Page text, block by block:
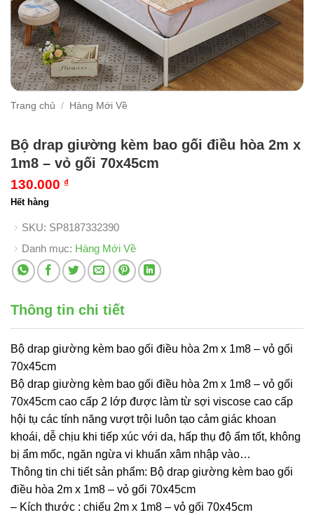
Trang chủ / Hàng Mới Về
Bộ drap giường kèm bao gối điều hòa 2m x
1m8 – vỏ gối 70x45cm
130.000 ₫
Hết hàng
SKU: SP8187332390
Danh mục: Hàng Mới Về
Thông tin chi tiết
Bộ drap giường kèm bao gối điều hòa 2m x 1m8 – vỏ gối
70x45cm
Bộ drap giường kèm bao gối điều hòa 2m x 1m8 – vỏ gối
70x45cm cao cấp 2 lớp được làm từ sợi viscose cao cấp
hội tụ các tính năng vượt trội luôn tạo cảm giác khoan
khoái, dễ chịu khi tiếp xúc với da, hấp thụ độ ẩm tốt, không
bị ẩm mốc, ngăn ngừa vi khuẩn xâm nhập vào…
Thông tin chi tiết sản phẩm: Bộ drap giường kèm bao gối
điều hòa 2m x 1m8 – vỏ gối 70x45cm
– Kích thước : chiếu 2m x 1m8 – vỏ gối 70x45cm